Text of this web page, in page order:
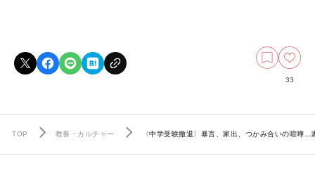
33
TOP 教養・カルチャー 〈中学受験撤退〉暴言、家出、つかみ合いの喧嘩